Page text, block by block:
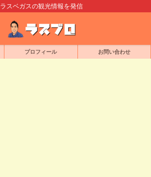
ラスベガスの観光情報を発信
プロフィール お問い合わせ